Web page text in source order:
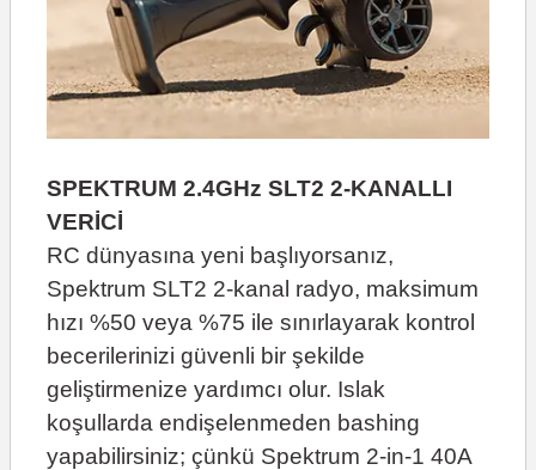
SPEKTRUM 2.4GHz SLT2 2-KANALLI
VERİCİ
RC dünyasına yeni başlıyorsanız,
Spektrum SLT2 2-kanal radyo, maksimum
hızı %50 veya %75 ile sınırlayarak kontrol
becerilerinizi güvenli bir şekilde
geliştirmenize yardımcı olur. Islak
koşullarda endişelenmeden bashing
yapabilirsiniz; çünkü Spektrum 2-in-1 40A